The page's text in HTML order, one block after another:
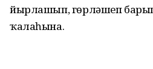
йырлашып, гөрләшеп барып
ҡалаһына.